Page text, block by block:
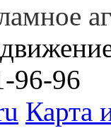
96-96
Карта